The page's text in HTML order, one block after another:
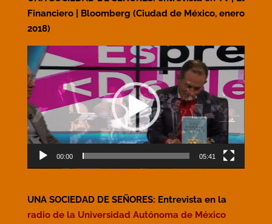
Financiero | Bloomberg (Ciudad de México, enero
2018)
Reproductor
de
vídeo
00:00 05:41
UNA SOCIEDAD DE SEÑORES: Entrevista en la
radio de la Universidad Autónoma de México